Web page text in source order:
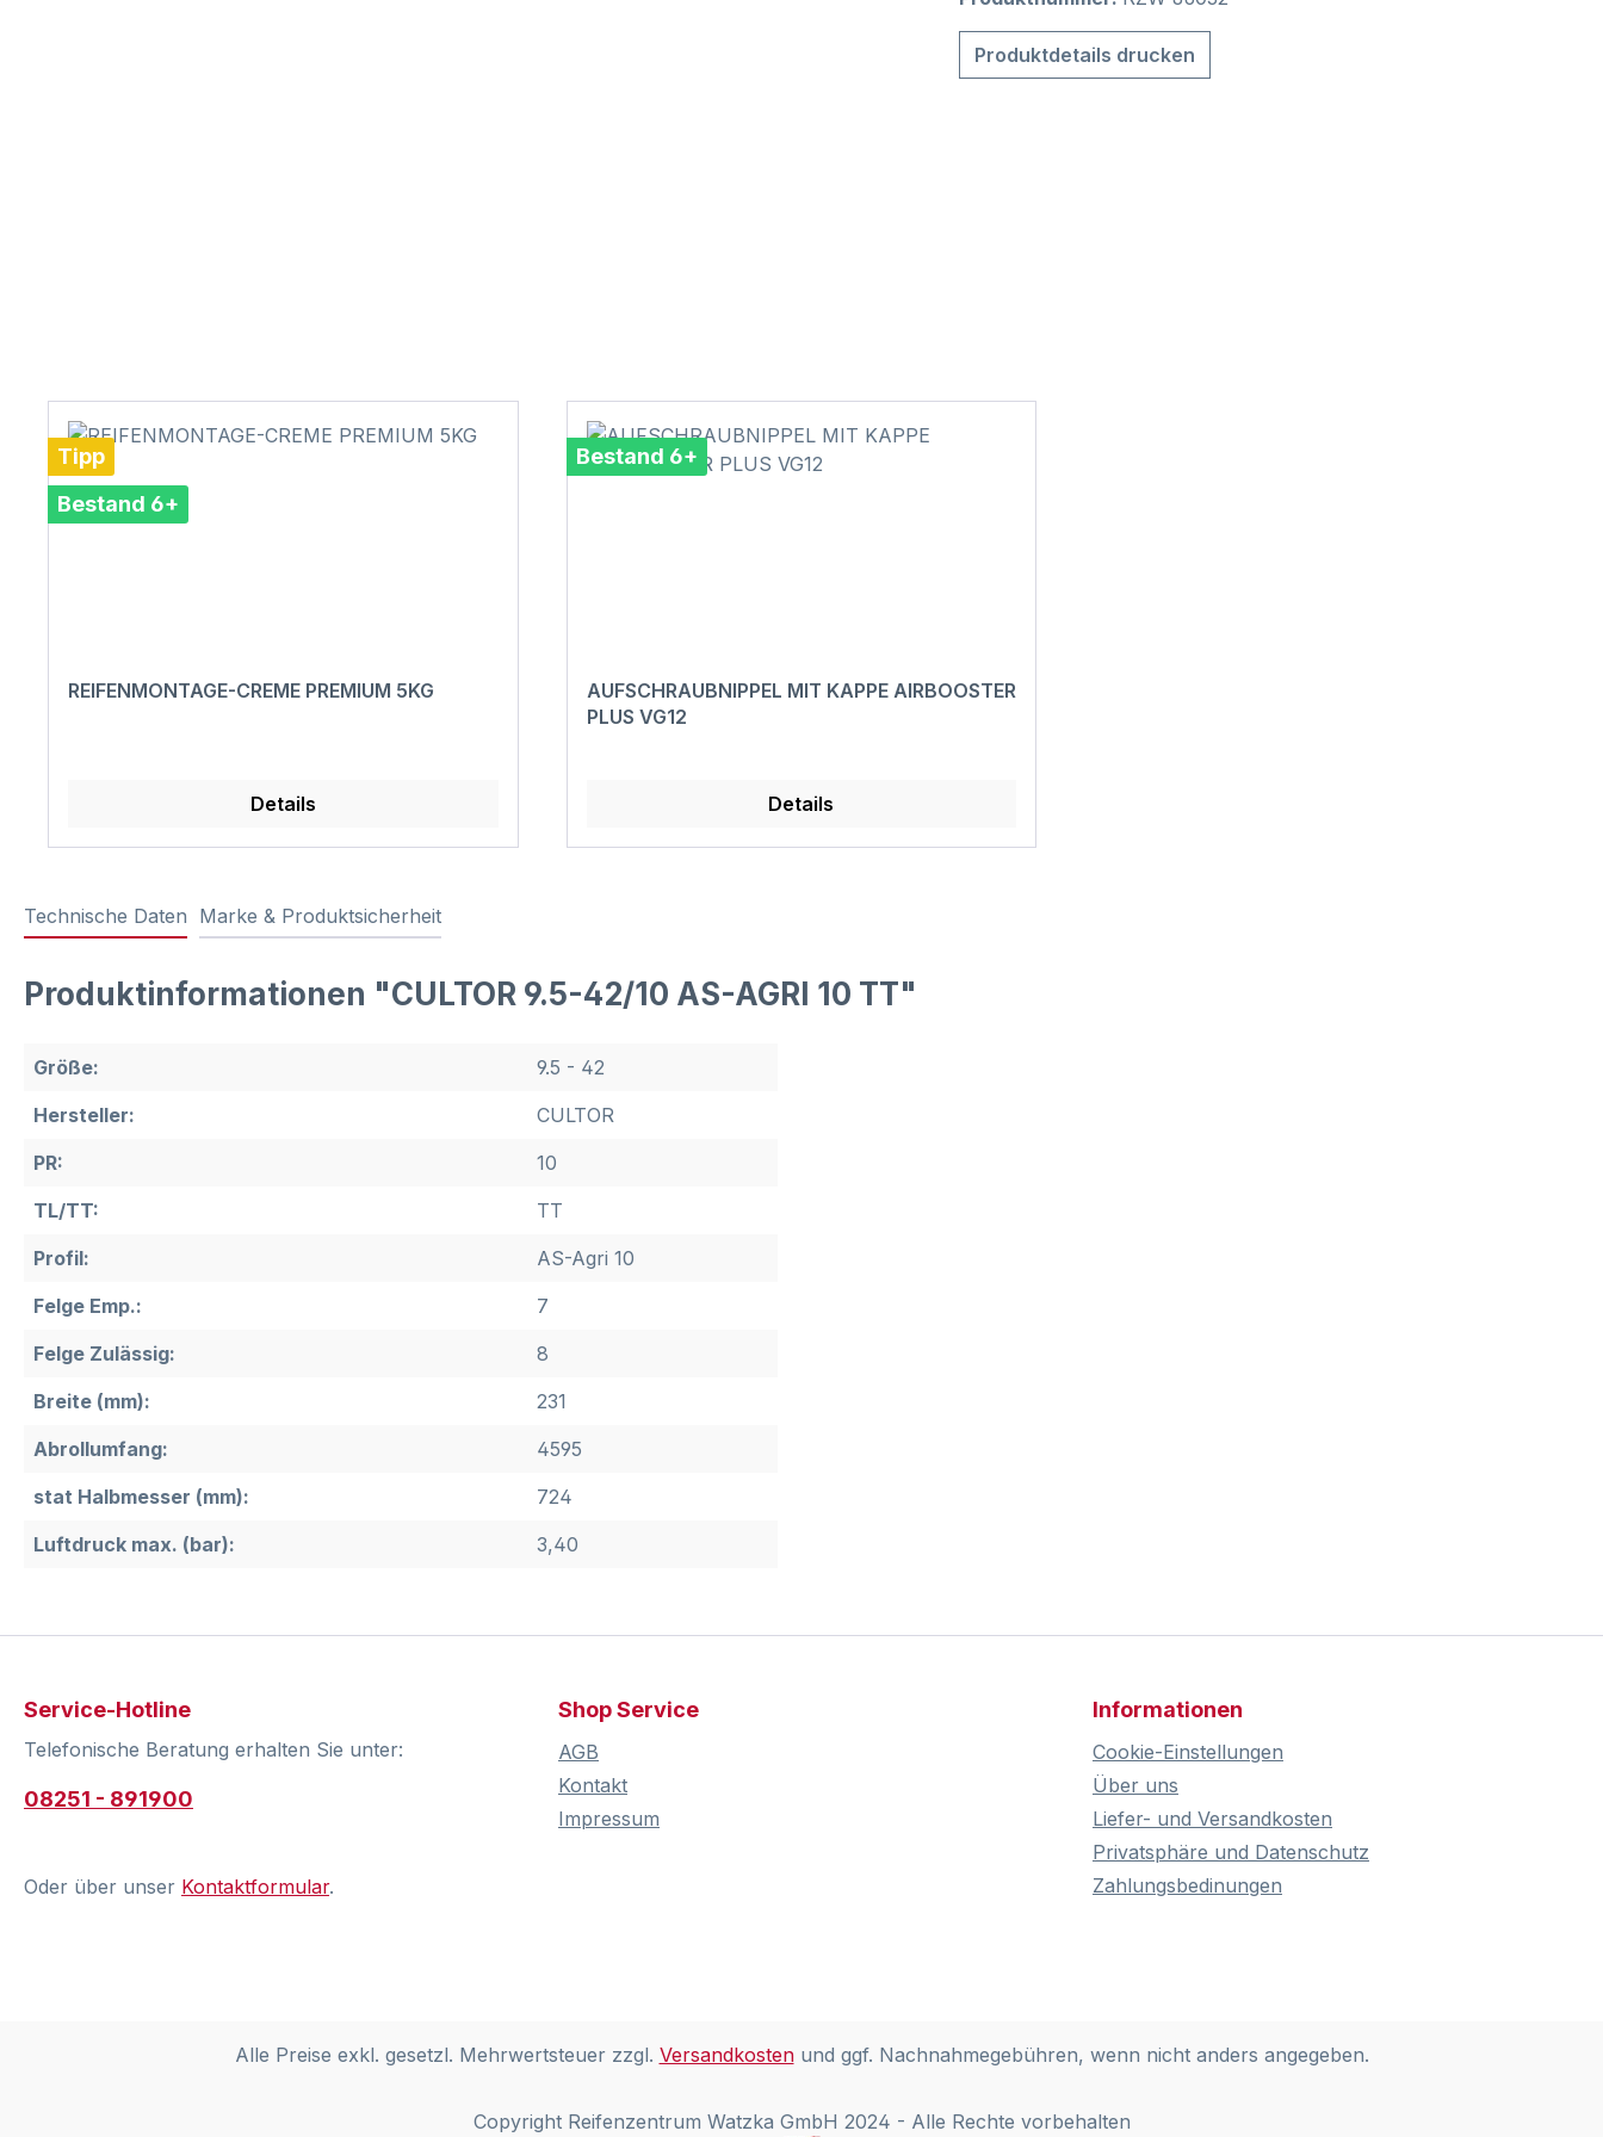
Produktdetails drucken
Tipp
Bestand 6+
REIFENMONTAGE-CREME PREMIUM 5KG
Details
Bestand 6+
AUFSCHRAUBNIPPEL MIT KAPPE AIRBOOSTER
PLUS VG12
Details
Technische Daten Marke & Produktsicherheit
Produktinformationen "CULTOR 9.5-42/10 AS-AGRI 10 TT"
Größe:
9.5 - 42
Hersteller:
CULTOR
PR:
10
TL/TT:
TT
Profil:
AS-Agri 10
Felge Emp.:
7
Felge Zulässig:
8
Breite (mm):
231
Abrollumfang:
4595
stat Halbmesser (mm):
724
Luftdruck max. (bar):
3,40
Service-Hotline
Telefonische Beratung erhalten Sie unter:
08251 - 891900
Oder über unser Kontaktformular.
Shop Service
AGB
Kontakt
Impressum
Informationen
Cookie-Einstellungen
Über uns
Liefer- und Versandkosten
Privatsphäre und Datenschutz
Zahlungsbedinungen
Alle Preise exkl. gesetzl. Mehrwertsteuer zzgl. Versandkostenund ggf. Nachnahmegebühren, wenn nicht anders angegeben.
Copyright Reifenzentrum Watzka GmbH 2024 - Alle Rechte vorbehalten